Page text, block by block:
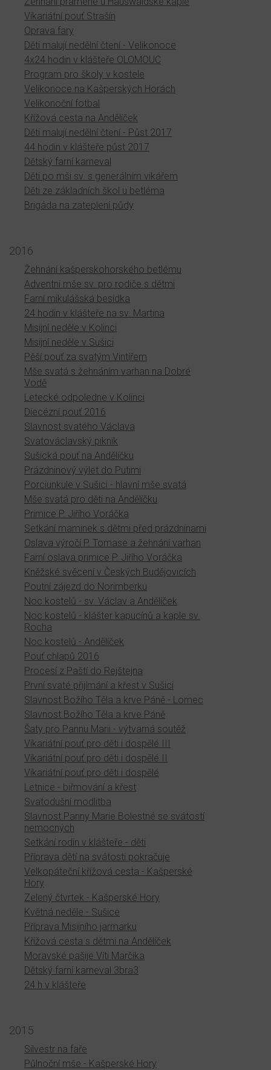
Vikariátní pouť Strašín
Oprava fary
Děti malují nedělní čtení - Velikonoce
4x24 hodin v klášteře OLOMOUC
Program pro školy v kostele
Velikonoce na Kašperských Horách
Velikonoční fotbal
Křížová cesta na Andělíček
Děti malují nedělní čtení - Půst 2017
44 hodin v klášteře půst 2017
Dětský farní karneval
Děti po mši sv. s generálním vikářem
Děti ze základních škol u betléma
Brigáda na zateplení půdy
2016
Žehnání kašperskohorského betlému
Adventní mše sv. pro rodiče s dětmi
Farní mikulášská besídka
24 hodin v klášteře na sv. Martina
Misijní neděle v Kolinci
Misijní neděle v Sušici
Pěší pouť za svatým Vintířem
Mše svatá s žehnáním varhan na Dobré
Vodě
Letecké odpoledne v Kolinci
Diecézní pouť 2016
Slavnost svatého Václava
Svatováclavský piknik
Sušická pouť na Andělíčku
Prázdninový výlet do Putimi
Porciunkule v Sušici - hlavní mše svatá
Mše svatá pro děti na Andělíčku
Primice P. Jiřího Voráčka
Setkání maminek s dětmi před prázdninami
Oslava výročí P. Tomase a žehnání varhan
Farní oslava primice P. Jiřího Voráčka
Kněžské svěcení v Českých Budějovicích
Poutní zájezd do Norimberku
Noc kostelů - sv. Václav a Andělíček
Noc kostelů - klášter kapucínů a kaple sv.
Rocha
Noc kostelů - Andělíček
Pouť chlapů 2016
Procesí z Paští do Rejštejna
První svaté přijímání a křest v Sušici
Slavnost Božího Těla a krve Páně - Lomec
Slavnost Božího Těla a krve Páně
Šaty pro Pannu Marii - výtvarná soutěž
Vikariátní pouť pro děti i dospělé III
Vikariátní pouť pro děti i dospělé II
Vikariátní pouť pro děti i dospělé
Letnice - biřmování a křest
Svatodušní modlitba
Slavnost Panny Marie Bolestné se svátostí
nemocných
Setkání rodin v klášteře - děti
Příprava dětí na svátosti pokračuje
Velkopáteční křížová cesta - Kašperské
Hory
Zelený čtvrtek - Kašperské Hory
Květná neděle - Sušice
Příprava Misijního jarmarku
Křížová cesta s dětmi na Andělíček
Moravské pašije Víti Marčíka
Dětský farní karneval 3bra3
24 h v klášteře
2015
Silvestr na faře
Půlnoční mše - Kašperské Hory